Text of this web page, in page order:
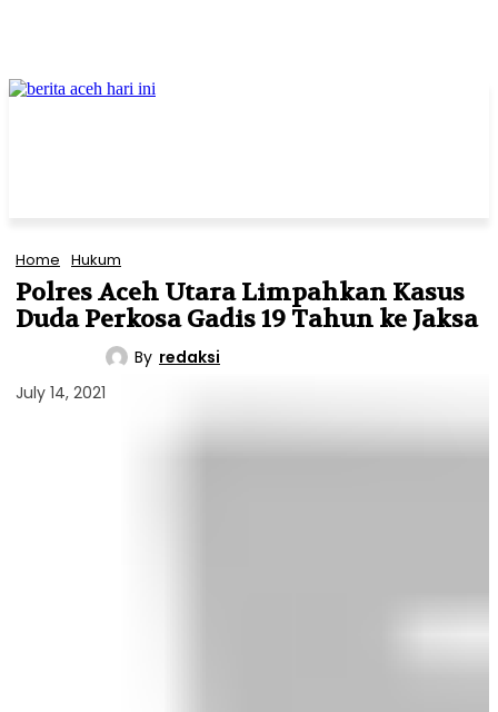
Home Hukum
Polres Aceh Utara Limpahkan Kasus
Duda Perkosa Gadis 19 Tahun ke Jaksa
By redaksi
July 14, 2021